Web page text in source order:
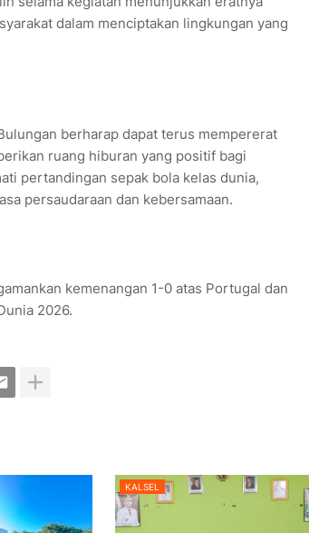
dalam menciptakan lingkungan yang
berharap dapat terus mempererat
ruang hiburan yang positif bagi
pertandingan sepak bola kelas dunia,
persaudaraan dan kebersamaan.
kemenangan 1-0 atas Portugal dan
2026.
KALSEL